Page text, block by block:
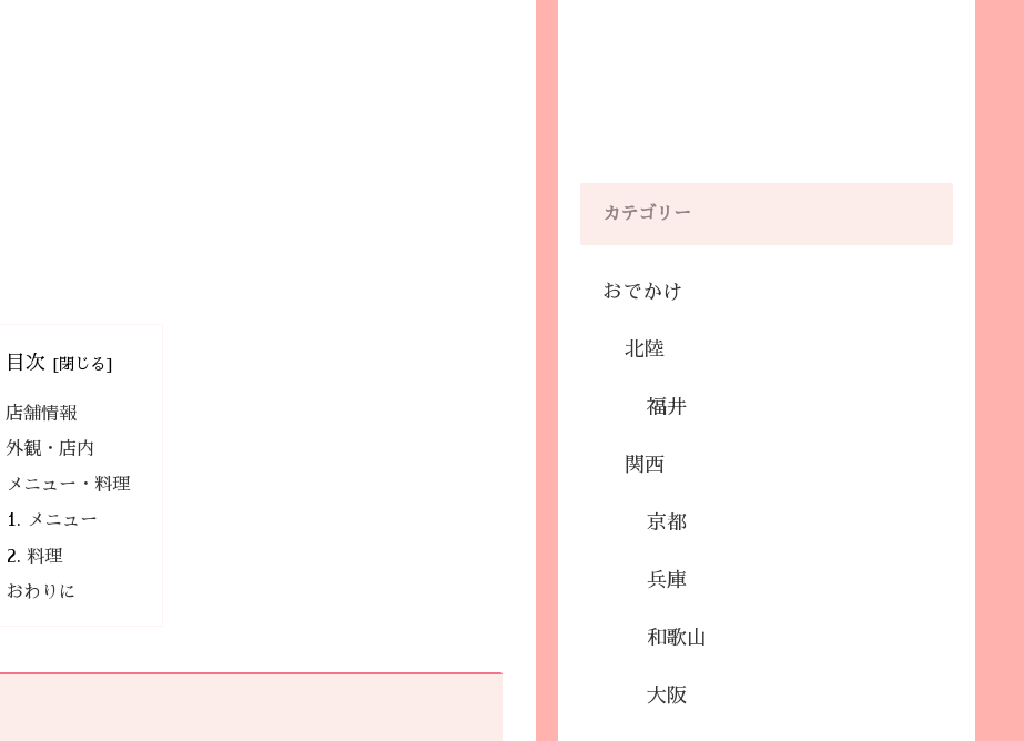
目次
店舗情報
外観・店内
メニュー・料理
メニュー
料理
おわりに
カテゴリー
おでかけ
北陸
福井
関西
京都
兵庫
和歌山
大阪